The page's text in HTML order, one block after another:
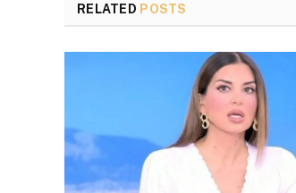
RELATED POSTS